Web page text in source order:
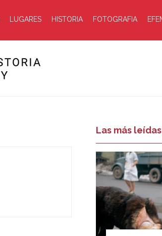
LUGARES HISTORIA FOTOGRAFIA
Las más leídas